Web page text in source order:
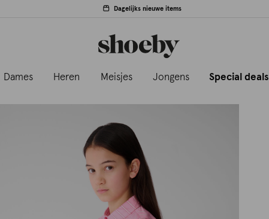
Dagelijks nieuwe items
Dames Heren Meisjes Jongens Special deals